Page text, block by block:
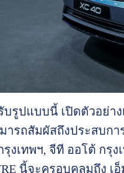
รูปแบบนี้ เปิดตัวอย่า
ารถสัมผัสถึงประสบก
รุงเทพฯ, จีที ออโต้ กรุ
นี้จะครอบคลุมถึง เ